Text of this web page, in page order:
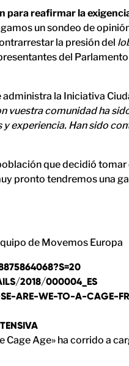
reafirmar la
un sondeo de
la presión del
del
administra la Iniciativa
vuestra comunidad ha
experiencia. Han sido
que decidió
pronto tendremos una
de Movemos Europa
2018/000004_ES
ARE-WE-TO-A-CAGE-
Age» ha corrido a